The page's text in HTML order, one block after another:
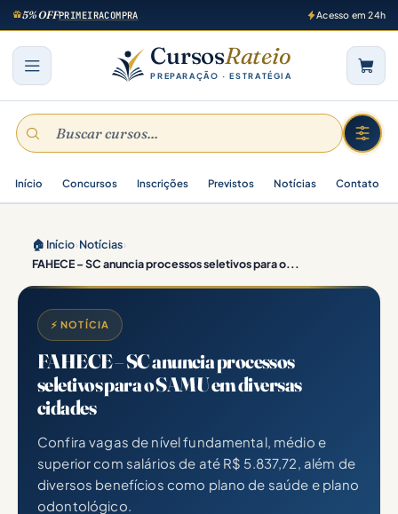
5% OFFPRIMEIRACOMPRA Acesso em 24h
CursosRateio
PREPARAÇÃO · ESTRATÉGIA
Início Concursos Inscrições Previstos Notícias Contato
🏠 Início›Notícias›
FAHECE – SC anuncia processos seletivos para o...
⚡ NOTÍCIA
FAHECE – SC anuncia processos
seletivos para o SAMU em diversas
cidades
Confira vagas de nível fundamental, médio e
superior com salários de até R$ 5.837,72, além de
diversos benefícios como plano de saúde e plano
odontológico.